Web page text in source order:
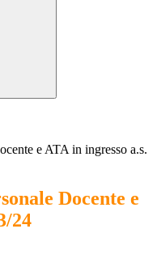
e ATA in ingresso a.s.
Docente e
24